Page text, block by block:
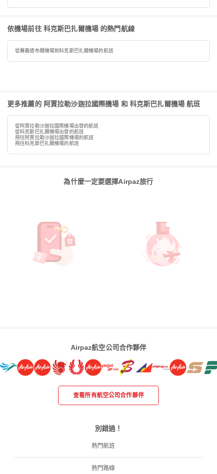
依機場前往 科克斯巴扎爾機場 的熱門航線
從賽義德布爾機場到科克斯巴扎爾機場的航班
更多推薦的 阿賈拉勒沙迦拉國際機場 和 科克斯巴扎爾機場 航班
從阿賈拉勒沙迦拉國際機場出發的航班
從科克斯巴扎爾機場出發的航班
飛往阿賈拉勒沙迦拉國際機場的航班
飛往科克斯巴扎爾機場的航班
為什麼一定要選擇Airpaz旅行
Airpaz航空公司合作夥伴
查看所有航空公司合作夥伴
別錯過！
熱門航班
熱門路線